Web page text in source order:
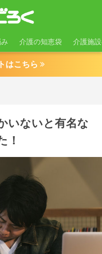
介護の知恵袋 介護施
はこちら
いないと有名な
！